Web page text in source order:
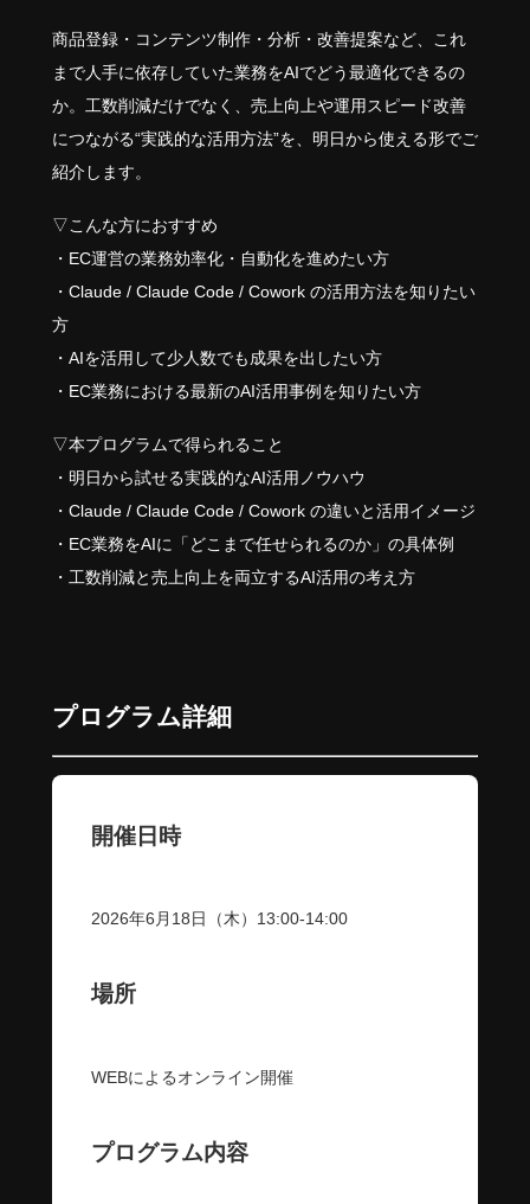
商品登録・コンテンツ制作・分析・改善提案など、これ
まで人手に依存していた業務をAIでどう最適化できるの
か。工数削減だけでなく、売上向上や運用スピード改善
につながる“実践的な活用方法”を、明日から使える形でご
紹介します。
▽こんな方におすすめ
・EC運営の業務効率化・自動化を進めたい方
・Claude / Claude Code / Cowork の活用方法を知りたい
方
・AIを活用して少人数でも成果を出したい方
・EC業務における最新のAI活用事例を知りたい方
▽本プログラムで得られること
・明日から試せる実践的なAI活用ノウハウ
・Claude / Claude Code / Cowork の違いと活用イメージ
・EC業務をAIに「どこまで任せられるのか」の具体例
・工数削減と売上向上を両立するAI活用の考え方
プログラム詳細
開催日時
2026年6月18日（木）13:00-14:00
場所
WEBによるオンライン開催
プログラム内容